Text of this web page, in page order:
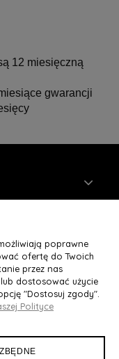
12 miesięczną
gwarancji
poprawne
ofertę do Twoich
przez nas
dostosować użycie
"Dostosuj zgody".
Polityce